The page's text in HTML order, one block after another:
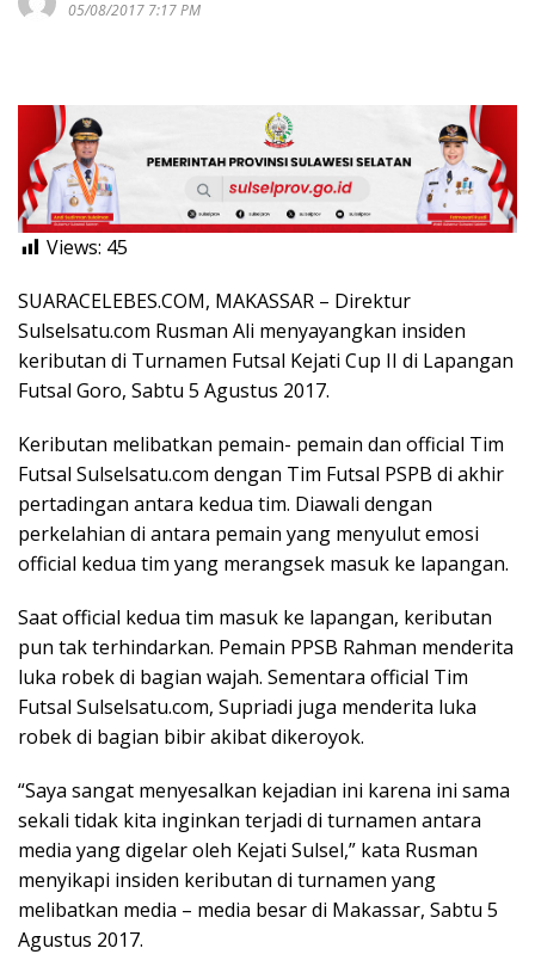
05/08/2017 7:17 PM
Views: 45
SUARACELEBES.COM, MAKASSAR – Direktur
Sulselsatu.com Rusman Ali menyayangkan insiden
keributan di Turnamen Futsal Kejati Cup II di Lapangan
Futsal Goro, Sabtu 5 Agustus 2017.
Keributan melibatkan pemain- pemain dan official Tim
Futsal Sulselsatu.com dengan Tim Futsal PSPB di akhir
pertadingan antara kedua tim. Diawali dengan
perkelahian di antara pemain yang menyulut emosi
official kedua tim yang merangsek masuk ke lapangan.
Saat official kedua tim masuk ke lapangan, keributan
pun tak terhindarkan. Pemain PPSB Rahman menderita
luka robek di bagian wajah. Sementara official Tim
Futsal Sulselsatu.com, Supriadi juga menderita luka
robek di bagian bibir akibat dikeroyok.
“Saya sangat menyesalkan kejadian ini karena ini sama
sekali tidak kita inginkan terjadi di turnamen antara
media yang digelar oleh Kejati Sulsel,” kata Rusman
menyikapi insiden keributan di turnamen yang
melibatkan media – media besar di Makassar, Sabtu 5
Agustus 2017.